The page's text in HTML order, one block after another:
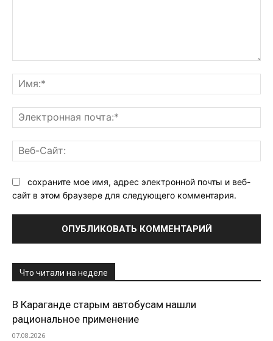
сохраните мое имя, адрес электронной почты и веб-
сайт в этом браузере для следующего комментария.
Что читали на неделе
В Караганде старым автобусам нашли
рациональное применение
07.08.2026